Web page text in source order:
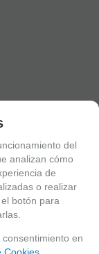
del
analizan cómo
de
o realizar
botón para
en